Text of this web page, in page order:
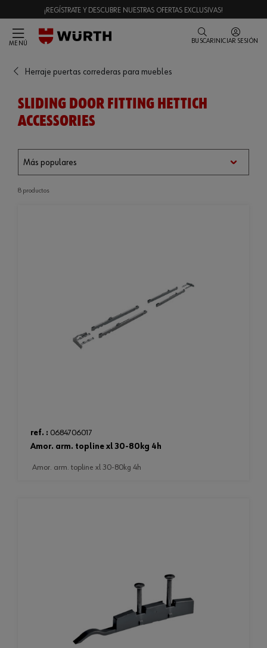
¡REGÍSTRATE Y DESCUBRE NUESTRAS OFERTAS EXCLUSIVAS!
MENÚ BUSCAR INICIAR SESIÓN
Herraje puertas correderas para muebles
SLIDING DOOR FITTING HETTICH
ACCESSORIES
8 productos
ref. : 0684706017
amor. arm. topline xl 30-80kg 4h
amor. arm. topline xl 30-80kg 4h